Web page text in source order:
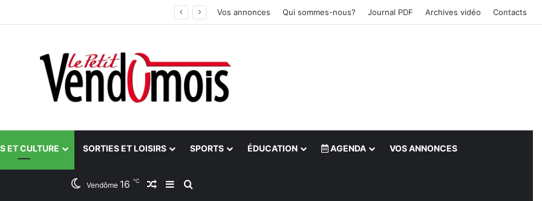
Vos annonces Qui sommes-nous? Journal PDF Archives vidéo Contacts
ET CULTURE SORTIES ET LOISIRS SPORTS ÉDUCATION AGENDA VOS ANNONCES
Vendôme 16 ℃ Article Aléatoire
Sidebar (barre latérale)
Rechercher